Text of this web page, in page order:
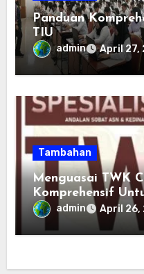
Panduan
TIU
admin April 27,
Tambahan
Menguasai TWK
Komprehensif
admin April 26,